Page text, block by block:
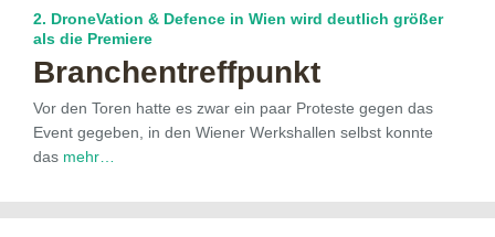
2. DroneVation & Defence in Wien wird deutlich größer
als die Premiere
Branchentreffpunkt
Vor den Toren hatte es zwar ein paar Proteste gegen das
Event gegeben, in den Wiener Werkshallen selbst konnte
das mehr…